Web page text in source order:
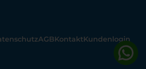
AGBKontaktKundenlogin